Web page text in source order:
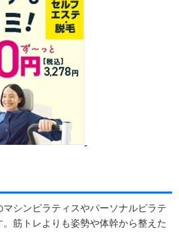
シンピラティスやパーソナルピラテ
筋トレよりも姿勢や体幹から整えた